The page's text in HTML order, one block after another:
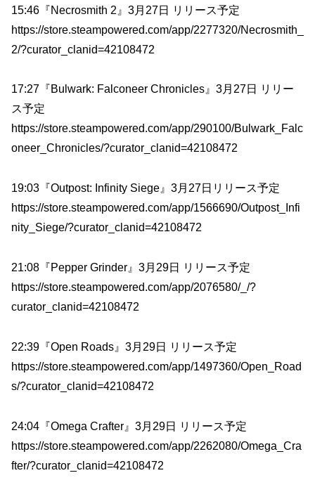
15:46『Necrosmith 2』3月27日 リリース予定
https://store.steampowered.com/app/2277320/Necrosmith_
2/?curator_clanid=42108472
17:27『Bulwark: Falconeer Chronicles』3月27日 リリー
ス予定
https://store.steampowered.com/app/290100/Bulwark_Falc
oneer_Chronicles/?curator_clanid=42108472
19:03『Outpost: Infinity Siege』3月27日リリース予定
https://store.steampowered.com/app/1566690/Outpost_Infi
nity_Siege/?curator_clanid=42108472
21:08『Pepper Grinder』3月29日 リリース予定
https://store.steampowered.com/app/2076580/_/?
curator_clanid=42108472
22:39『Open Roads』3月29日 リリース予定
https://store.steampowered.com/app/1497360/Open_Road
s/?curator_clanid=42108472
24:04『Omega Crafter』3月29日 リリース予定
https://store.steampowered.com/app/2262080/Omega_Cra
fter/?curator_clanid=42108472